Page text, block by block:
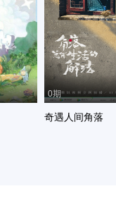
0期
奇遇人间角落